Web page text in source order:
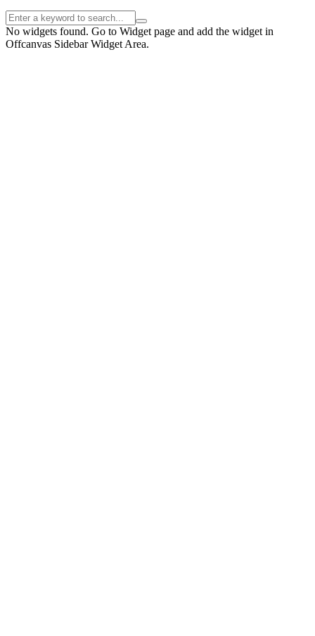
No widgets found. Go to Widget page and add the widget in
Offcanvas Sidebar Widget Area.